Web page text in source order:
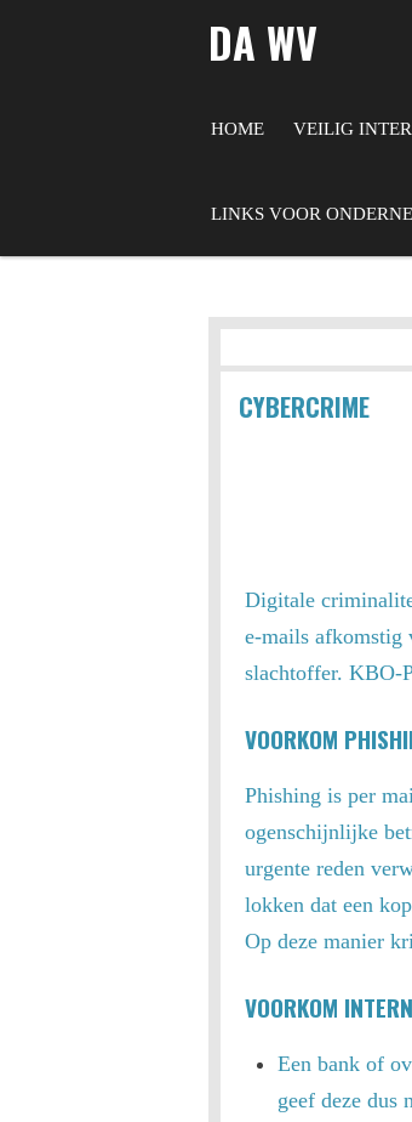
DA WV
HOME VEILIG
LINKS VOOR
CYBERCRIME
Digitale
e-mails afkomstig
slachtoffer. KBO-
VOORKOM
Phishing is per
ogenschijnlijke
urgente reden
lokken dat een
Op deze manier
VOORKOM
Een bank of
geef deze dus